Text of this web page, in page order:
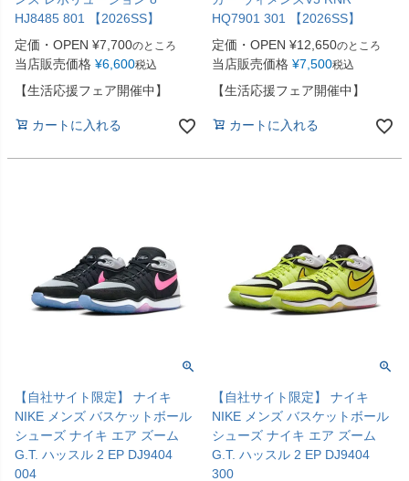
HJ8485 801 【2026SS】
定価・OPEN ¥7,700のところ
当店販売価格 ¥6,600税込
【生活応援フェア開催中】
カートに入れる
HQ7901 301 【2026SS】
定価・OPEN ¥12,650のところ
当店販売価格 ¥7,500税込
【生活応援フェア開催中】
カートに入れる
【自社サイト限定】 ナイキ
NIKE メンズ バスケットボール
シューズ ナイキ エア ズーム
G.T. ハッスル 2 EP DJ9404
004
【自社サイト限定】 ナイキ
NIKE メンズ バスケットボール
シューズ ナイキ エア ズーム
G.T. ハッスル 2 EP DJ9404
300